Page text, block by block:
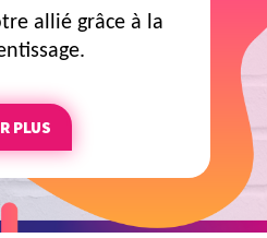
allié grâce à la
PLUS